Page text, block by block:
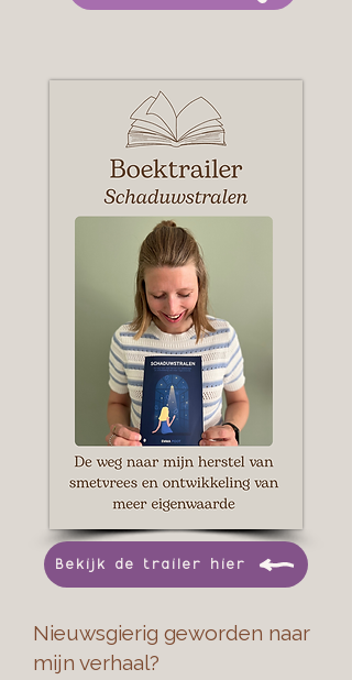
Bekijk de trailer hier
Nieuwsgierig geworden naar
mijn verhaal?